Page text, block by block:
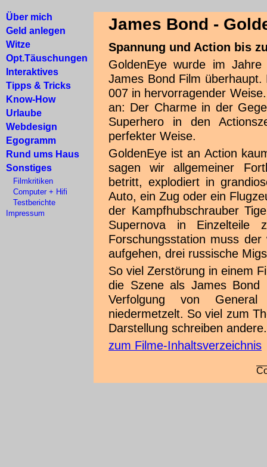
Über mich
Geld anlegen
Witze
Opt.Täuschungen
Interaktives
Tipps & Tricks
Know-How
Urlaube
Webdesign
Egogramm
Rund ums Haus
Sonstiges
Filmkritiken
Computer + Hifi
Testberichte
Impressum
James Bond -
Spannung und Action bis
GoldenEye wurde im
James Bond Film
007 in hervorragender
an: Der Charme in der
Superhero in den
perfekter Weise.
GoldenEye ist an Action
sagen wir allgemeiner
betritt, explodiert in
Auto, ein Zug oder ein
der Kampfhubschrauber
Supernova in Einzelteile
Forschungsstation muss
aufgehen, drei russische
So viel Zerstörung in einem
die Szene als James Bond
Verfolgung von
niedermetzelt. So viel zum
Darstellung schreiben andere.
zum Filme-Inhaltsverzeichnis